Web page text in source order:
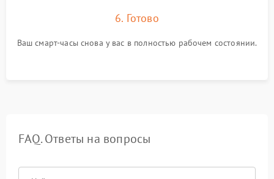
6. Готово
Ваш смарт-часы снова у вас в полностью рабочем состоянии.
FAQ. Ответы на вопросы